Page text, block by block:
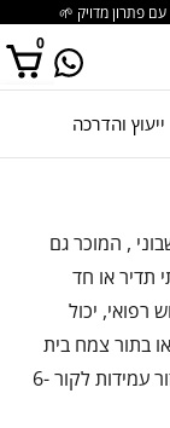
עם פתרון מדויק 🌱
0
בסל הקניות.
ייעוץ והדרכה
, המוכר גם
תדיר או חד
רפואי, יכול
בתור צמח בית
עם הרבה מאוד אור שמש לא ישירה, הגדל באיזור עמידות לקור 6-